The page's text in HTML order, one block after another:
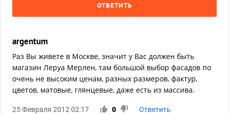
ОТВЕТИТЬ
argentum
Раз Вы живете в Москве, значит у Вас должен быть
магазин Леруа Мерлен, там большой выбор фасадов по
очень не высоким ценам, разных размеров, фактур,
цветов, матовые, глянцевые, даже есть из массива.
25 Февраля 2012 02:17 0 Ответить